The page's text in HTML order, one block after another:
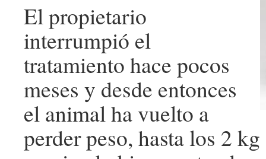
El propietario
interrumpió el
tratamiento hace pocos
meses y desde entonces
el animal ha vuelto a
perder peso, hasta los 2